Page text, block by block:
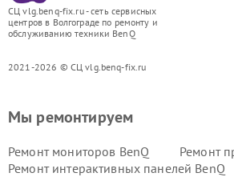
СЦ vlg.benq-fix.ru - сеть сервисных
центров в Волгограде по ремонту и
обслуживанию техники BenQ
2021-2026 © СЦ vlg.benq-fix.ru
Мы ремонтируем
Ремонт мониторов BenQ
Ремонт
Ремонт интерактивных панелей BenQ